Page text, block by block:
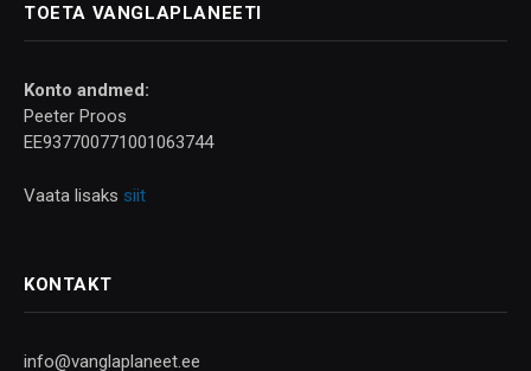
TOETA VANGLAPLANEETI
Konto andmed:
Peeter Proos
EE937700771001063744
Vaata lisaks siit
KONTAKT
info@vanglaplaneet.ee